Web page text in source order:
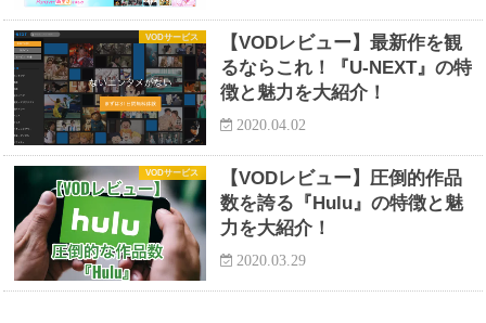
VODサービス
【VODレビュー】最新作を観
るならこれ！『U-NEXT』の特
徴と魅力を大紹介！
2020.04.02
VODサービス
【VODレビュー】圧倒的作品
数を誇る『Hulu』の特徴と魅
力を大紹介！
2020.03.29